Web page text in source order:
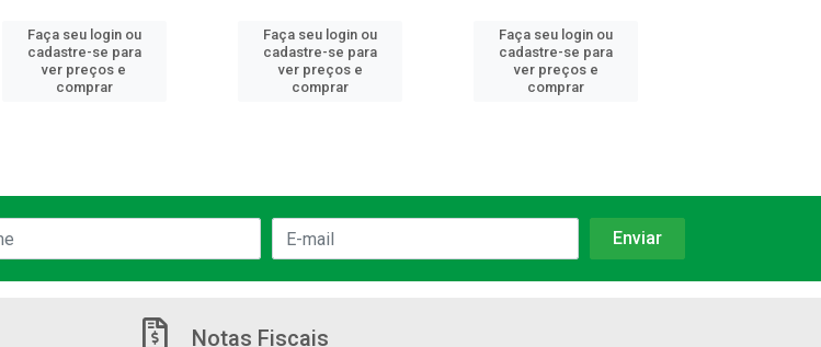
Faça seu login ou
cadastre-se para
ver preços e
comprar
Faça seu login ou
cadastre-se para
ver preços e
comprar
Faça seu login ou
cadastre-se para
ver preços e
comprar
Notas Fiscais